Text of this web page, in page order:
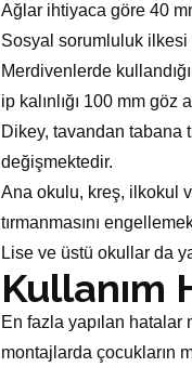
Ağlar ihtiyaca göre 40
Sosyal sorumluluk ilkesi
Merdivenlerde
ip kalınlığı 100 mm göz
Dikey, tavandan tabana
değişmektedir.
Ana okulu, kreş, ilkokul
tırmanmasını
Lise ve üstü okullar da
Kullanım
En fazla yapılan hatalar
montajlarda çocukların